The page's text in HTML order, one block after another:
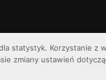
w Kielcach
statystyk. Korzystanie z
zmiany ustawień